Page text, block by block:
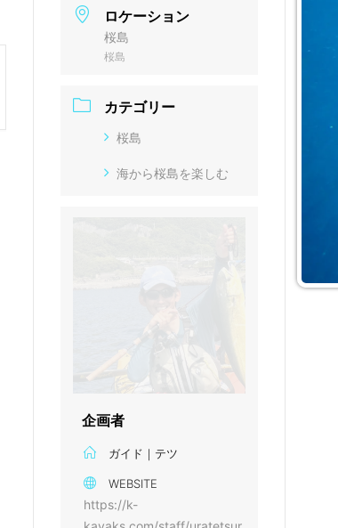
ロケーション
桜島
桜島
カテゴリー
桜島
海から桜島を楽しむ
企画者
ガイド｜テツ
WEBSITE
https://k-